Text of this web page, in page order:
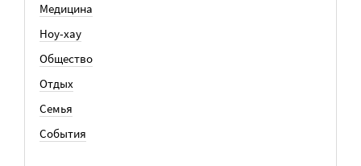
Медицина
Ноу-хау
Общество
Отдых
Семья
События